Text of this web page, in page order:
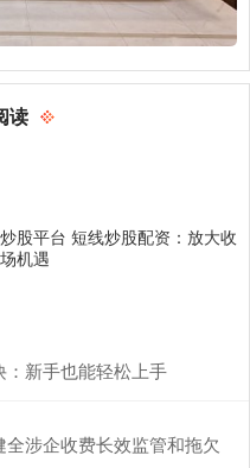
读
股平台 短线炒股配资：放大收
机遇
新手也能轻松上手
涉企收费长效监管和拖欠